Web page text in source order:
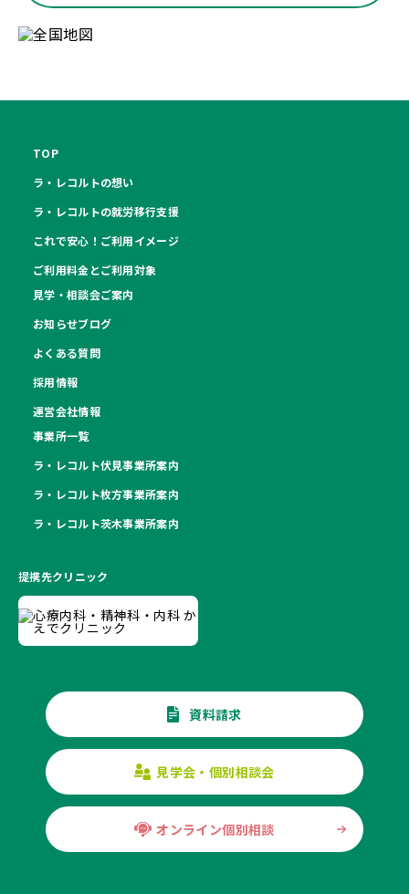
TOP
ラ・レコルトの想い
ラ・レコルトの就労移行支援
これで安心！ご利用イメージ
ご利用料金とご利用対象
見学・相談会ご案内
お知らせブログ
よくある質問
採用情報
運営会社情報
事業所一覧
ラ・レコルト伏見事業所案内
ラ・レコルト枚方事業所案内
ラ・レコルト茨木事業所案内
提携先クリニック
資料請求
見学会・個別相談会
オンライン個別相談